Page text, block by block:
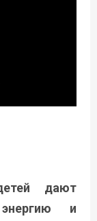
дают
и